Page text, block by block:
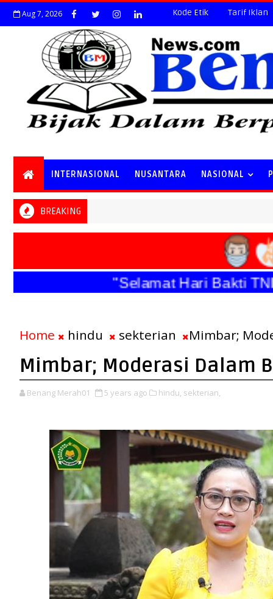
Aug 7, 2026 Kode Etik Tarif Iklan
INTERNASIONAL NUSANTARA NASIONAL
BREAKING
"Selamat Hari Bakti TNI
Home hindu sekterian Mimbar;
Mimbar; Moderasi Dalam
Benang Merah01 5 years ago hindu, sekterian,